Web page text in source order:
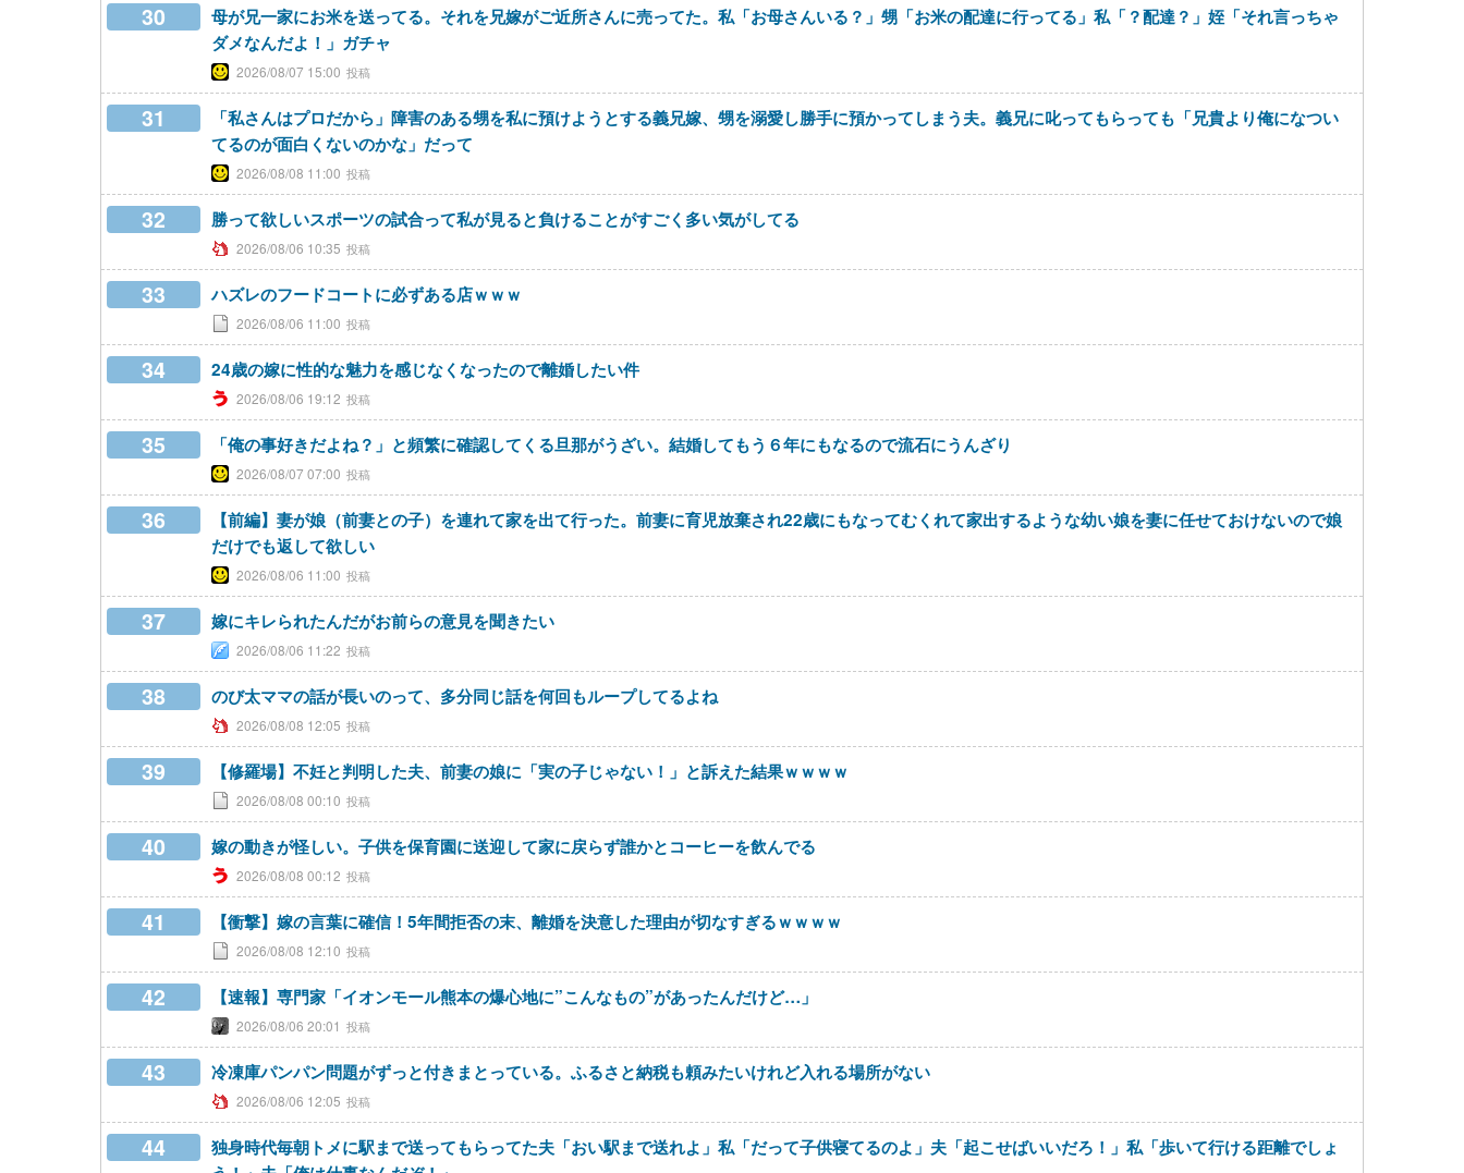
30
母が兄一家にお米を送ってる。それを兄嫁がご近所さんに売ってた。私「お母さんいる？」甥「お米の配達に行ってる」私「？配達？」姪「それ言っちゃ
ダメなんだよ！」ガチャ
2026/08/07 15:00
31
「私さんはプロだから」障害のある甥を私に預けようとする義兄嫁、甥を溺愛し勝手に預かってしまう夫。義兄に叱ってもらっても「兄貴より俺になつい
てるのが面白くないのかな」だって
2026/08/08 11:00
32 勝って欲しいスポーツの試合って私が見ると負けることがすごく多い気がしてる
2026/08/06 10:35
33 ハズレのフードコートに必ずある店ｗｗｗ
2026/08/06 11:00
34 24歳の嫁に性的な魅力を感じなくなったので離婚したい件
2026/08/06 19:12
35 「俺の事好きだよね？」と頻繁に確認してくる旦那がうざい。結婚してもう６年にもなるので流石にうんざり
2026/08/07 07:00
36
【前編】妻が娘（前妻との子）を連れて家を出て行った。前妻に育児放棄され22歳にもなってむくれて家出するような幼い娘を妻に任せておけないので娘
だけでも返して欲しい
2026/08/06 11:00
37 嫁にキレられたんだがお前らの意見を聞きたい
2026/08/06 11:22
38 のび太ママの話が長いのって、多分同じ話を何回もループしてるよね
2026/08/08 12:05
39 【修羅場】不妊と判明した夫、前妻の娘に「実の子じゃない！」と訴えた結果ｗｗｗｗ
2026/08/08 00:10
40 嫁の動きが怪しい。子供を保育園に送迎して家に戻らず誰かとコーヒーを飲んでる
2026/08/08 00:12
41 【衝撃】嫁の言葉に確信！5年間拒否の末、離婚を決意した理由が切なすぎるｗｗｗｗ
2026/08/08 12:10
42 【速報】専門家「イオンモール熊本の爆心地に”こんなもの”があったんだけど…」
2026/08/06 20:01
43 冷凍庫パンパン問題がずっと付きまとっている。ふるさと納税も頼みたいけれど入れる場所がない
2026/08/06 12:05
44
独身時代毎朝トメに駅まで送ってもらってた夫「おい駅まで送れよ」私「だって子供寝てるのよ」夫「起こせばいいだろ！」私「歩いて行ける距離でしょ